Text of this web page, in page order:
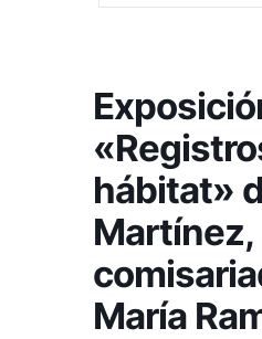
hábitat»
Martínez,
María